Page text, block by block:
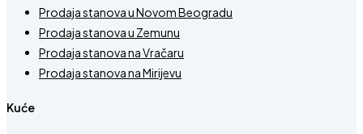
Prodaja stanova u Novom Beogradu
Prodaja stanova u Zemunu
Prodaja stanova na Vračaru
Prodaja stanova na Mirijevu
Kuće